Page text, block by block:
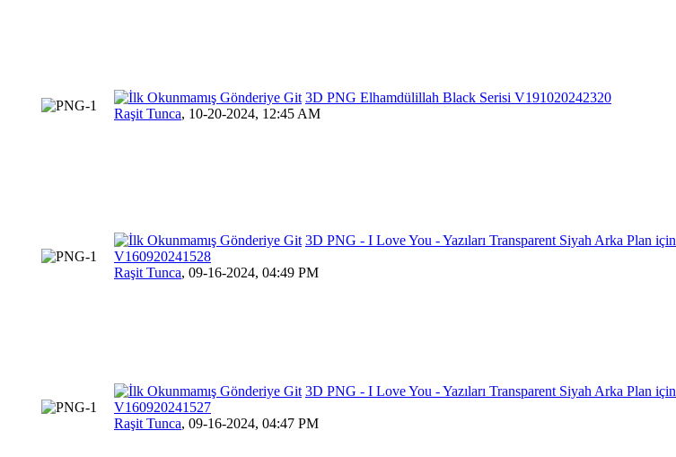
3D PNG Elhamdülillah Black Serisi V191020242320
Raşit Tunca, 10-20-2024, 12:45 AM
3D PNG - I Love You - Yazıları Transparent Siyah Arka Plan için
V160920241528
Raşit Tunca, 09-16-2024, 04:49 PM
3D PNG - I Love You - Yazıları Transparent Siyah Arka Plan için
V160920241527
Raşit Tunca, 09-16-2024, 04:47 PM